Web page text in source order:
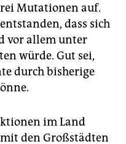
Mutationen auf.
dass sich
vor allem unter
würde. Gut sei,
durch bisherige
im Land
den Großstädten